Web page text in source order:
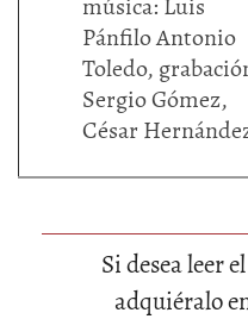
música: Luis
Pánfilo Antonio
Toledo,
Sergio Gómez,
César
Si desea leer
adquiéralo